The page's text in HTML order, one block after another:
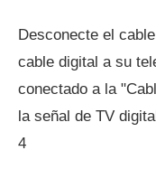
Desconecte el
cable digital a su
conectado a la
la señal de TV
4